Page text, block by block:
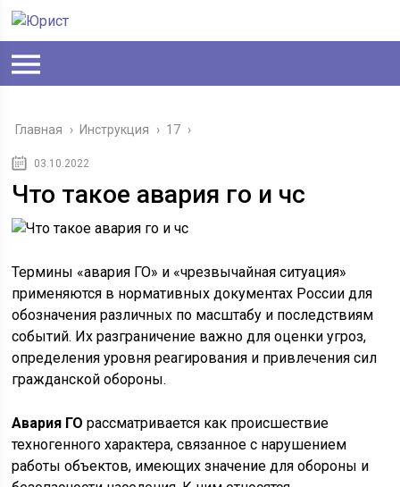
Главная › Инструкция › 17 ›
03.10.2022
Что такое авария го и чс
Термины «авария ГО» и «чрезвычайная ситуация»
применяются в нормативных документах России для
обозначения различных по масштабу и последствиям
событий. Их разграничение важно для оценки угроз,
определения уровня реагирования и привлечения сил
гражданской обороны.
Авария ГО рассматривается как происшествие
техногенного характера, связанное с нарушением
работы объектов, имеющих значение для обороны и